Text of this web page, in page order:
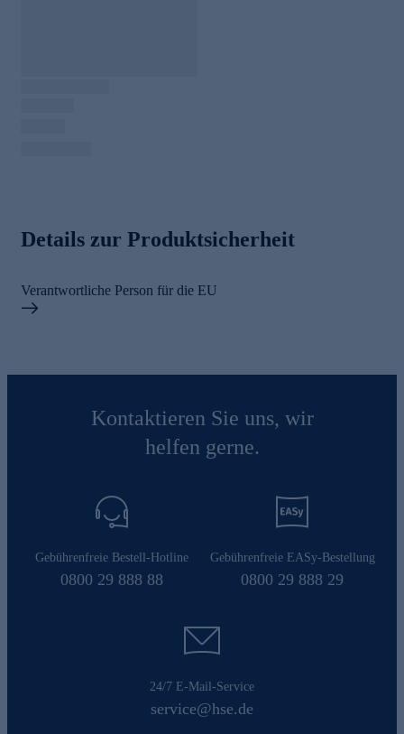
Details zur Produktsicherheit
Verantwortliche Person für die EU
Kontaktieren Sie uns, wir
helfen gerne.
Gebührenfreie Bestell-Hotline
0800 29 888 88
Gebührenfreie EASy-Bestellung
0800 29 888 29
24/7 E-Mail-Service
service@hse.de